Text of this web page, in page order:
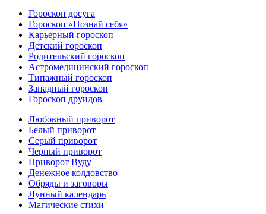
Гороскоп досуга
Гороскоп «Познай себя»
Карьерный гороскоп
Детский гороскоп
Родительский гороскоп
Астромедицинский гороскоп
Типажный гороскоп
Западный гороскоп
Гороскоп друидов
Любовный приворот
Белый приворот
Серый приворот
Черный приворот
Приворот Вуду
Денежное колдовство
Обряды и заговоры
Лунный календарь
Магические стихи